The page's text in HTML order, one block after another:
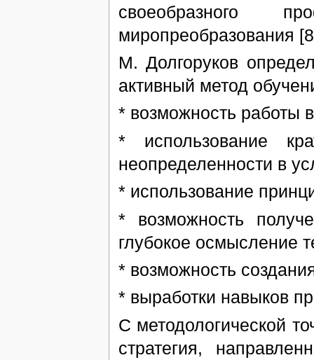
своеобразного
миропреобразования
М. Долгоруков
активный метод
* возможность работы
* использование
неопределенности в
* использование
* возможность
глубокое осмысление
* возможность
* выработки навыков
С методологической
стратегия,